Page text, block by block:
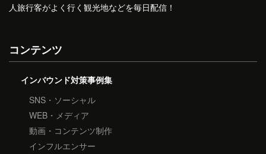
人旅行客がよく行く観光地などを毎日配信！
コンテンツ
インバウンド対策事例集
SNS・ソーシャル
WEB・メディア
動画・コンテンツ制作
インフルエンサー